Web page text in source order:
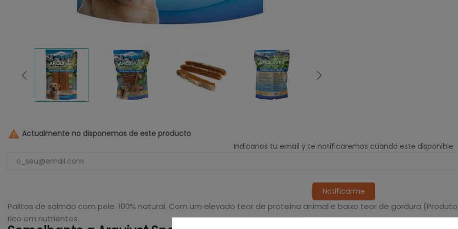
 Actualmente no disponemos de este producto
Indicanos tu email y te notificaremos cuando este disponible
Notificarme
Palitos de salmão com pele. 100% natural. Com um elevado teor de proteína animal e baixo teor de gordura
rico em nutrientes.